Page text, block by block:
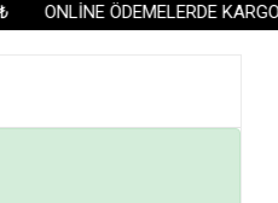
ONLİNE ÖDEMELERDE